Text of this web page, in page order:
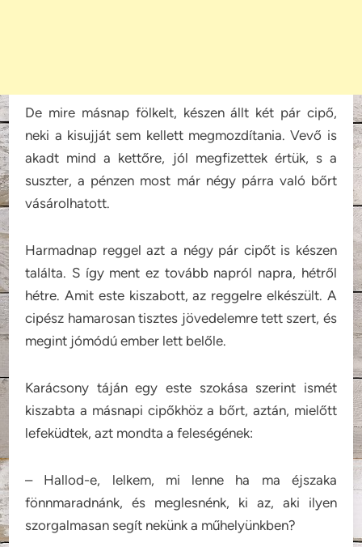
De mire másnap fölkelt, készen állt két pár cipő,
neki a kisujját sem kellett megmozdítania. Vevő is
akadt mind a kettőre, jól megfizettek értük, s a
suszter, a pénzen most már négy párra való bőrt
vásárolhatott.
Harmadnap reggel azt a négy pár cipőt is készen
találta. S így ment ez tovább napról napra, hétről
hétre. Amit este kiszabott, az reggelre elkészült. A
cipész hamarosan tisztes jövedelemre tett szert, és
megint jómódú ember lett belőle.
Karácsony táján egy este szokása szerint ismét
kiszabta a másnapi cipőkhöz a bőrt, aztán, mielőtt
lefeküdtek, azt mondta a feleségének:
– Hallod-e, lelkem, mi lenne ha ma éjszaka
fönnmaradnánk, és meglesnénk, ki az, aki ilyen
szorgalmasan segít nekünk a műhelyünkben?